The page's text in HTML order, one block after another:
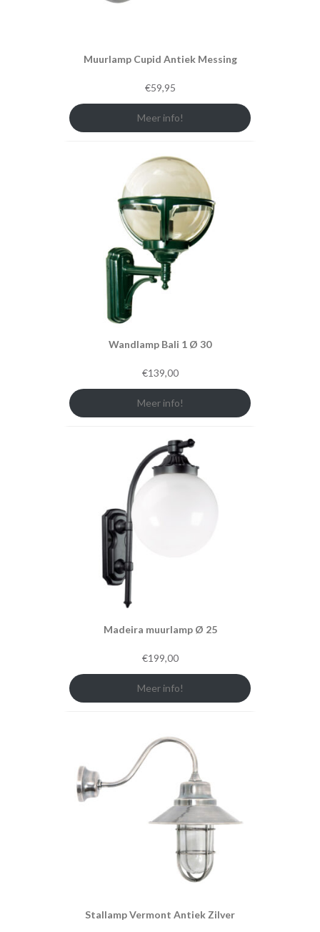
Muurlamp Cupid Antiek Messing
€59,95
Meer info!
Wandlamp Bali 1 Ø 30
€139,00
Meer info!
Madeira muurlamp Ø 25
€199,00
Meer info!
Stallamp Vermont Antiek Zilver